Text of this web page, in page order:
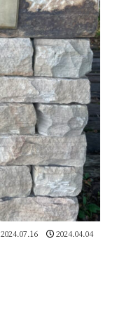
2024.07.16 2024.04.04